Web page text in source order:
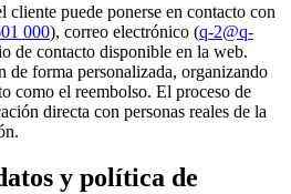
cliente puede ponerse en contacto con
000), correo electrónico (q-2@q-
de contacto disponible en la web.
de forma personalizada, organizando
como el reembolso. El proceso de
directa con personas reales de la
y política de